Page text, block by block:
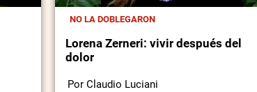
NO LA DOBLEGARON
Lorena Zerneri: vivir después del
dolor
Por Claudio Luciani